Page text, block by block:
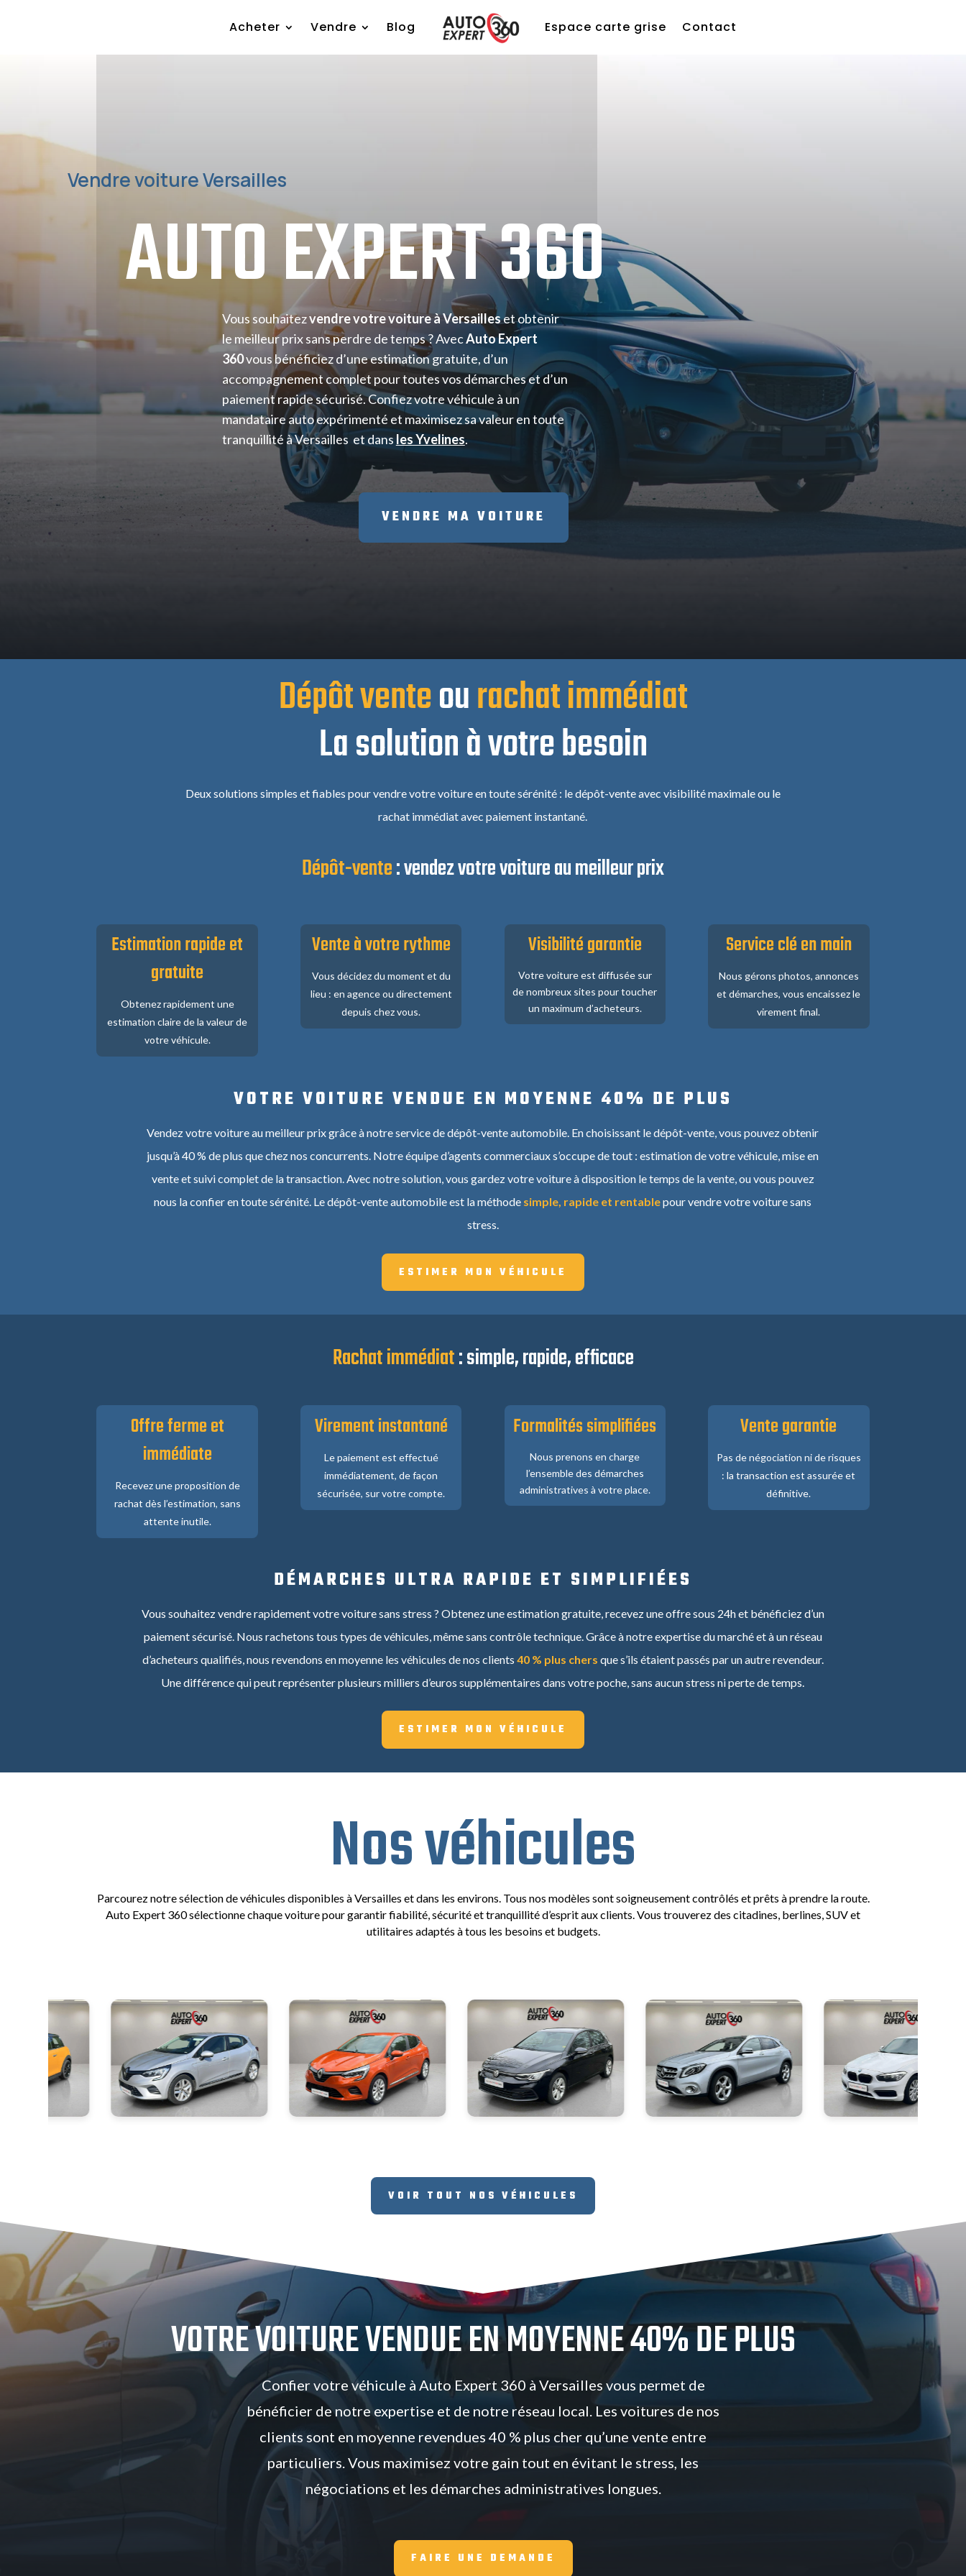
Acheter Vendre Blog Espace carte grise Contact
Vendre voiture Versailles
AUTO EXPERT360
Vous souhaitezvendre votre voiture à Versailleset obtenir
le meilleur prix sans perdre de temps ? AvecAuto Expert
360vous bénéficiez d’une estimation gratuite, d’un
accompagnement complet pour toutes vos démarches et d’un
paiement rapide sécurisé. Confiez votre véhicule à un
mandataire auto expérimenté et maximisez sa valeur en toute
tranquillité à Versailles et dans les Yvelines.
VENDRE MA VOITURE
Dépôt venteourachat immédiat
La solution à votre besoin
Deux solutions simples et fiables pour vendre votre voiture en toute sérénité : le dépôt-vente avec visibilité maximale ou le
rachat immédiat avec paiement instantané.
Dépôt-vente:vendez votre voiture au meilleur prix
Estimation rapide et
gratuite
Obtenez rapidement une
estimation claire de la valeur de
votre véhicule.
Vente à votre rythme
Vous décidez du moment et du
lieu : en agence ou directement
depuis chez vous.
Visibilité garantie
Votre voiture est diffusée sur
de nombreux sites pour toucher
un maximum d’acheteurs.
Service clé en main
Nous gérons photos, annonces
et démarches, vous encaissez le
virement final.
VOTRE VOITURE VENDUE EN MOYENNE 40% DE PLUS
Vendez votre voiture au meilleur prix grâce à notre service de dépôt-vente automobile. En choisissant le dépôt-vente, vous pouvez obtenir
jusqu’à 40 % de plus que chez nos concurrents. Notre équipe d’agents commerciaux s’occupe de tout : estimation de votre véhicule, mise en
vente et suivi complet de la transaction. Avec notre solution, vous gardez votre voiture à disposition le temps de la vente, ou vous pouvez
nous la confier en toute sérénité. Le dépôt-vente automobile est la méthode simple, rapide et rentablepour vendre votre voiture sans
stress.
ESTIMER MON VÉHICULE
Rachat immédiat: simple, rapide, efficace
Offre ferme et
immédiate
Recevez une proposition de
rachat dès l’estimation, sans
attente inutile.
Virement instantané
Le paiement est effectué
immédiatement, de façon
sécurisée, sur votre compte.
Formalités simplifiées
Nous prenons en charge
l’ensemble des démarches
administratives à votre place.
Vente garantie
Pas de négociation ni de risques
: la transaction est assurée et
définitive.
DÉMARCHES ULTRA RAPIDE ET SIMPLIFIÉES
Vous souhaitez vendre rapidement votre voiture sans stress ? Obtenez une estimation gratuite, recevez une offre sous 24h et bénéficiez d’un
paiement sécurisé. Nous rachetons tous types de véhicules, même sans contrôle technique.Grâce à notre expertise du marché et à un réseau
d’acheteurs qualifiés, nous revendons en moyenne les véhicules de nos clients 40 % plus chers que s’ils étaient passés par un autre revendeur.
Une différence qui peut représenter plusieurs milliers d’euros supplémentaires dans votre poche, sans aucun stress ni perte de temps.
ESTIMER MON VÉHICULE
Nos véhicules
Parcourez notre sélection de véhicules disponibles à Versailles et dans les environs. Tous nos modèles sont soigneusement contrôlés et prêts à prendre la route.
Auto Expert 360 sélectionne chaque voiture pour garantir fiabilité, sécurité et tranquillité d’esprit aux clients. Vous trouverez des citadines, berlines, SUV et
utilitaires adaptés à tous les besoins et budgets.
VOIR TOUT NOS VÉHICULES
VOTRE VOITURE VENDUE EN MOYENNE 40% DE PLUS
Confier votre véhicule à Auto Expert 360 à Versailles vous permet de
bénéficier de notre expertise et de notre réseau local. Les voitures de nos
clients sont en moyenne revendues 40 % plus cher qu’une vente entre
particuliers. Vous maximisez votre gain tout en évitant le stress, les
négociations et les démarches administratives longues.
FAIRE UNE DEMANDE